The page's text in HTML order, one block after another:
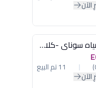
الآن
غلاية مياه سوناي -كلاسيك 2200 وات، 1.7 لتر زجاج اضائة ليد - MAR-3752
11 تم البيع
الآن